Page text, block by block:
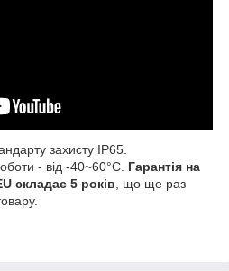
захисту IP65.
- від -40~60°C. Гарантія на
складає 5 років, що ще раз